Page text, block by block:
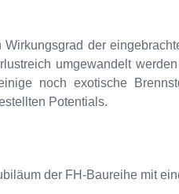
der
umgewandelt
noch exotische
Potentials.
der FH-Baureihe mit